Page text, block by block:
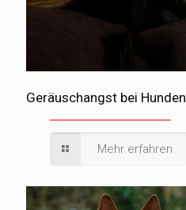
Geräuschangst bei Hunden
Mehr erfahren